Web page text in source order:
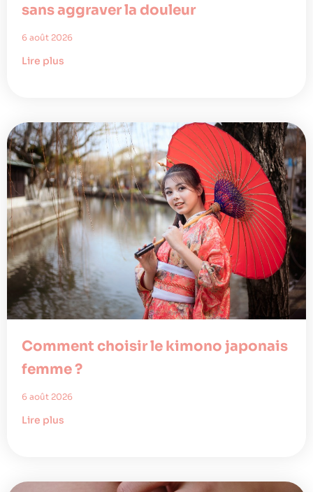
sans aggraver la douleur
6 août 2026
Lire plus
Comment choisir le kimono japonais
femme ?
6 août 2026
Lire plus